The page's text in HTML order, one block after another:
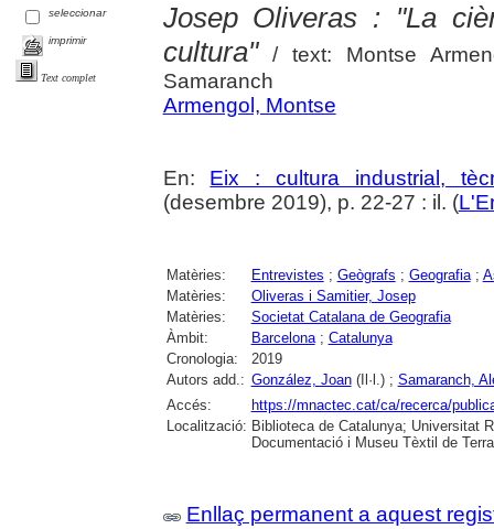
seleccionar
imprimir
Text complet
Josep Oliveras : "La
cultura"/ text: Montse
Samaranch
Armengol, Montse
En: Eix : cultura industrial,
(desembre 2019), p. 22-27 : il. (
Matèries: Entrevistes ; Geògrafs ; Geografia;
Matèries:
Oliveras i Samitier, Josep
Matèries:
Societat Catalana de Geografia
Àmbit:
Barcelona; Catalunya
Cronologia:
2019
Autors add.: González, Joan(Il·l.) ; Samaranch,
Accés:
https://mnactec.cat/ca/recerca/
Localització: Biblioteca de Catalunya; Universitat
Documentació i Museu Tèxtil de
Enllaç permanent a aquest